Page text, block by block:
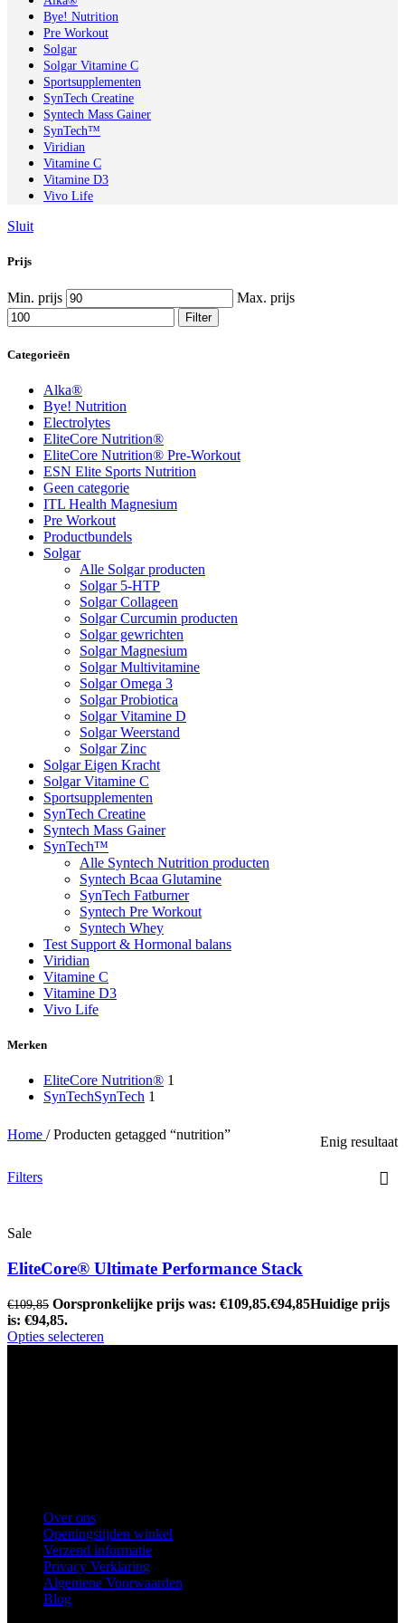
Bye! Nutrition
Pre Workout
Solgar
Solgar Vitamine C
Sportsupplementen
SynTech Creatine
Syntech Mass Gainer
SynTech™
Viridian
Vitamine C
Vitamine D3
Vivo Life
Sluit
Prijs
Min. prijs Max. prijs
Filter
Categorieën
Alka®
Bye! Nutrition
Electrolytes
EliteCore Nutrition®
EliteCore Nutrition® Pre-Workout
ESN Elite Sports Nutrition
Geen categorie
ITL Health Magnesium
Pre Workout
Productbundels
Solgar
Alle Solgar producten
Solgar 5-HTP
Solgar Collageen
Solgar Curcumin producten
Solgar gewrichten
Solgar Magnesium
Solgar Multivitamine
Solgar Omega 3
Solgar Probiotica
Solgar Vitamine D
Solgar Weerstand
Solgar Zinc
Solgar Eigen Kracht
Solgar Vitamine C
Sportsupplementen
SynTech Creatine
Syntech Mass Gainer
SynTech™
Alle Syntech Nutrition producten
Syntech Bcaa Glutamine
SynTech Fatburner
Syntech Pre Workout
Syntech Whey
Test Support & Hormonal balans
Viridian
Vitamine C
Vitamine D3
Vivo Life
Merken
EliteCore Nutrition® 1
SynTechSynTech 1
Home / Producten getagged “nutrition” Enig resultaat
Filters
Sale
EliteCore® Ultimate Performance Stack
€109,85 Oorspronkelijke prijs was: €109,85.€94,85Huidige prijs
is: €94,85.
Opties selecteren
Over ons
Openingstijden winkel
Verzend informatie
Privacy Verklaring
Algemene Voorwaarden
Blog